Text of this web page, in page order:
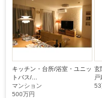
キッチン・台所/浴室・ユニッ
トバス/...
マンション
500万円
玄
戸
53